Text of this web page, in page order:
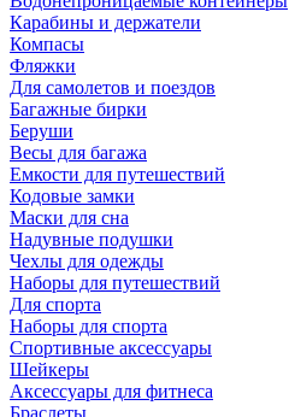
Карабины и держатели
Компасы
Фляжки
Для самолетов и поездов
Багажные бирки
Беруши
Весы для багажа
Емкости для путешествий
Кодовые замки
Маски для сна
Надувные подушки
Чехлы для одежды
Наборы для путешествий
Для спорта
Наборы для спорта
Спортивные аксессуары
Шейкеры
Аксессуары для фитнеса
Браслеты